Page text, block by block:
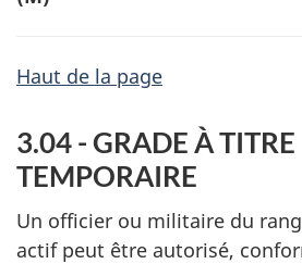
Haut de la page
3.04 - GRADE À TITRE
TEMPORAIRE
Un officier ou militaire du
actif peut être autorisé,